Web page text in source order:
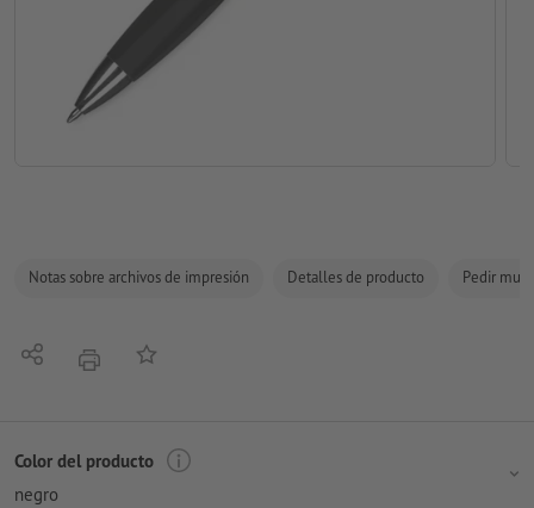
Notas sobre archivos de impresión Detalles de producto Pedir
CompartirimprimirAñadir a lista de favoritos
Color del producto
negro